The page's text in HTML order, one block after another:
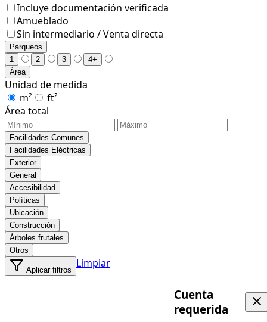
Incluye documentación verificada
Amueblado
Sin intermediario / Venta directa
Parqueos
1
2 3
4+
Área
Unidad de medida
m²
ft²
Área total
Facilidades Comunes
Facilidades Eléctricas
Exterior
General
Accesibilidad
Políticas
Ubicación
Construcción
Árboles frutales
Otros
Aplicar filtros
Limpiar
Cuenta
requerida